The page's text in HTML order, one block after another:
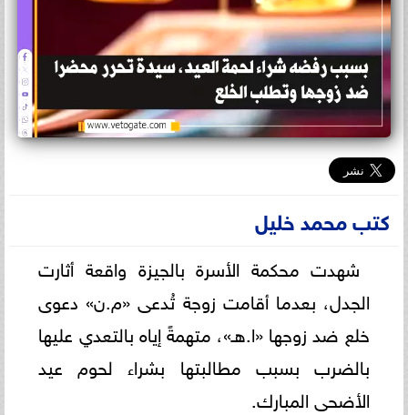
كتب محمد خليل
شهدت محكمة الأسرة بالجيزة واقعة أثارت
الجدل، بعدما أقامت زوجة تُدعى «م.ن» دعوى
خلع ضد زوجها «ا.هـ»، متهمةً إياه بالتعدي عليها
بالضرب بسبب مطالبتها بشراء لحوم عيد
الأضحى المبارك.